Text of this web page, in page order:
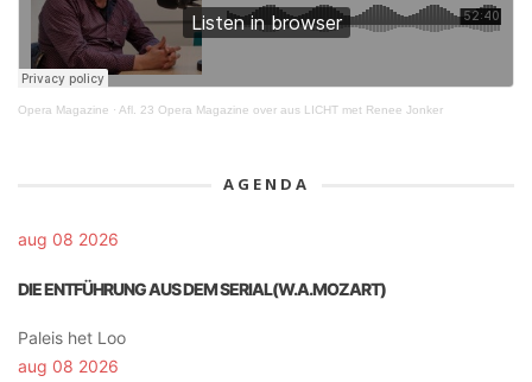
Opera Magazine · Afl. 23 Opera Magazine over aus LICHT met Renee Jonker
AGENDA
aug 08 2026
DIE ENTFÜHRUNG AUS DEM SERIAL(W.A.MOZART)
Paleis het Loo
aug 08 2026